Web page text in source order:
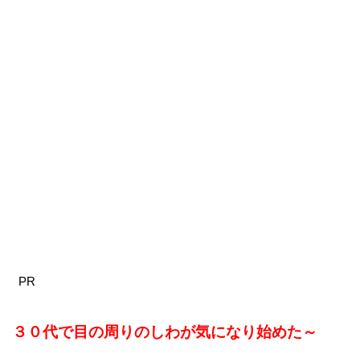
PR
３０代で目の周りのしわが気になり始めた～